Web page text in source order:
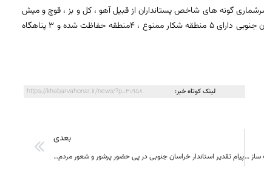
گونه های شاخص پستانداران از قبیل آهو ، کل و بز ، قوچ و میش
، جبیر و.. سرشماری خواهند شد.حفاظت محیط زیست خراسان جنوبی دارای 5 منطقه شکار ممنوع ، 4منطقه حفاظت شده و 3 پناهگاه
لینک کوتاه خبر: https://khabarvahonar.ir/news/?p=30958
تقدیرشواری هماهنگی تبلیغات اسلامی استان از حضور حماسه ساز آحاد مردم در 13 آبان
بعدی
پیام تقدیر استاندار خراسان جنوبی در پی حضور پرشور و شعور مردم استان در مراسم راهپیمایی یوم ا… 13 آبان